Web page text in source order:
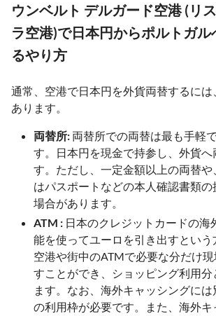
ウンベルト デルガード空港 (リ
ラ空港)で日本円からポルトガ
るやり方
通常、空港で日本円を外貨両替するに
あります。
両替所: 両替所での両替は最も手軽
す。日本円を現金で持参し、外貨へ
す。ただし、一定金額以上の両替
はパスポートなどの本人確認書類の
場合があります。
ATM : 日本のクレジットカードの海
能を使ってユーロを引き出すという
空港や街中のATMで必要な分だけ
すことができ、ショッピング利用分
ます。なお、海外キャッシングに
の利用枠が必要です。また、海外キ